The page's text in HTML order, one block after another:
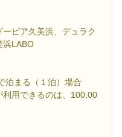
ピア久美浜、デュラク
浜LABO
泊まる（１泊）場合
用できるのは、100,00